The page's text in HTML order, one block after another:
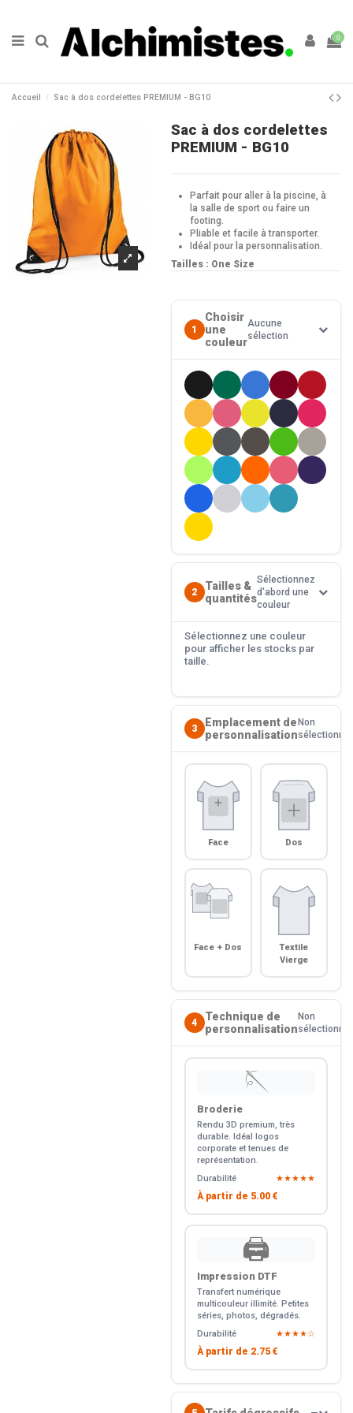
0
Accueil Sac à dos cordelettes PREMIUM - BG10
Sac à dos cordelettes
PREMIUM - BG10
Parfait pour aller à la piscine, à
la salle de sport ou faire un
footing.
Pliable et facile à transporter.
Idéal pour la personnalisation.
Tailles : One Size
1
Choisir
une
couleur
Aucune
sélection
2
Tailles &
quantités
Sélectionnez
d'abord une
couleur
Sélectionnez une couleur
pour afficher les stocks par
taille.
3
Emplacement de
personnalisation
Non
sélectionné
Face Dos
Face + Dos
Textile
Vierge
4
Technique de
personnalisation
Non
sélectionné
🪡
Broderie
Rendu 3D premium, très
durable. Idéal logos
corporate et tenues de
représentation.
Durabilité
★★★★★
À partir de 5.00 €
🖨️
Impression DTF
Transfert numérique
multicouleur illimité. Petites
séries, photos, dégradés.
Durabilité
★★★★☆
À partir de 2.75 €